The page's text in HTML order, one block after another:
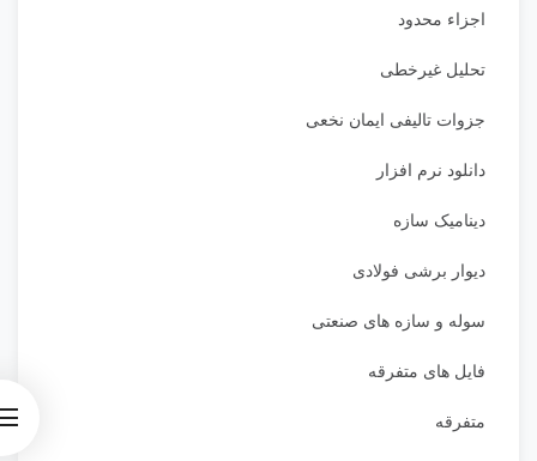
اجزاء محدود
تحلیل غیرخطی
جزوات تالیفی ایمان نخعی
دانلود نرم افزار
دینامیک سازه
دیوار برشی فولادی
سوله و سازه های صنعتی
فایل های متفرقه
متفرقه